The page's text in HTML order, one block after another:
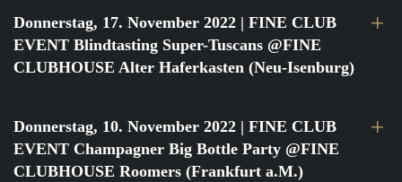
Donnerstag, 17. November 2022 | FINE CLUB
EVENT Blindtasting Super-Tuscans @FINE
CLUBHOUSE Alter Haferkasten (Neu-Isenburg)
Donnerstag, 10. November 2022 | FINE CLUB
EVENT Champagner Big Bottle Party @FINE
CLUBHOUSE Roomers (Frankfurt a.M.)